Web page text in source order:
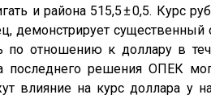
и района 515,5 ± 0,5. Курс
демонстрирует существенный
по отношению к доллару в
решения ОПЕК
влияние на курс доллара у